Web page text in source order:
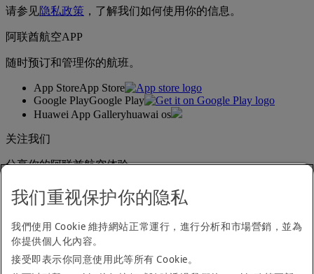
请参见隐私政策 ，了解我们如何使用你的信息。
阿联酋航空APP
随时预订和管理你的航班。
App StoreApp Store
Google PlayGoogle Play
Huawei App Galleryhuawai os
关注我们
分享你的阿联酋航空体验。
联系我们
隐私政策
条款与细则
我们重视保护你的隐私
我們使用 Cookie 維持網站正常運行，進行分析和市場營銷，並為
你提供個人化內容。
接受即表示你同意使用此等所有 Cookie。